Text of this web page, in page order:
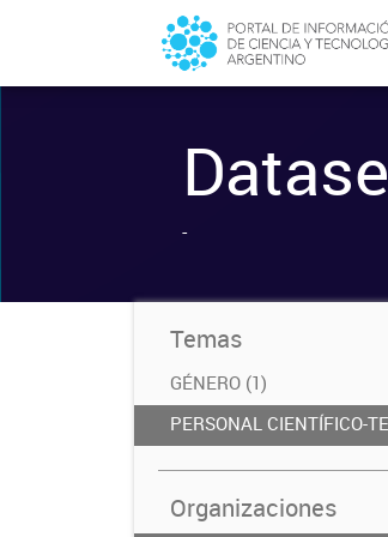
-
Temas
GÉNERO (1)
PERSONAL CIENTÍFICO-
Organizaciones